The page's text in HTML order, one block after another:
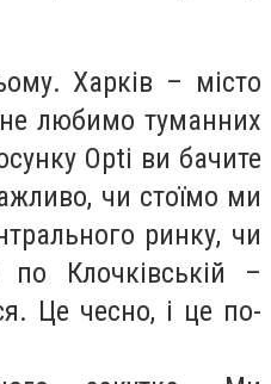
Харків – місто
любимо туманних
Opti ви бачите
чи стоїмо ми
ринку, чи
Клочківській –
Це чесно, і це по-